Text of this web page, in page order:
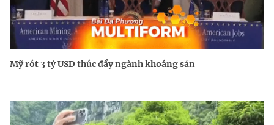
Mỹ rót 3 tỷ USD thúc đẩy ngành khoáng sản